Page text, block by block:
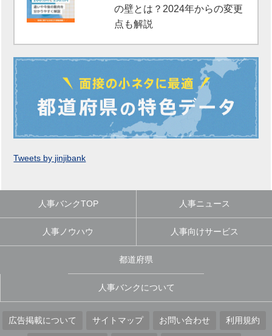
の壁とは？2024年からの変更
点も解説
Tweets by jinjibank
人事バンクTOP 人事ニュース
人事ノウハウ 人事向けサービス
都道府県
人事バンクについて
広告掲載について サイトマップ お問い合わせ 利用規約